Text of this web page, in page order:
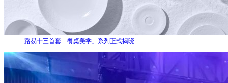
路易十三首套「餐桌美学」系列正式揭晓